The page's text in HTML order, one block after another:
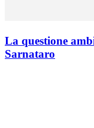
La questione
Sarnataro